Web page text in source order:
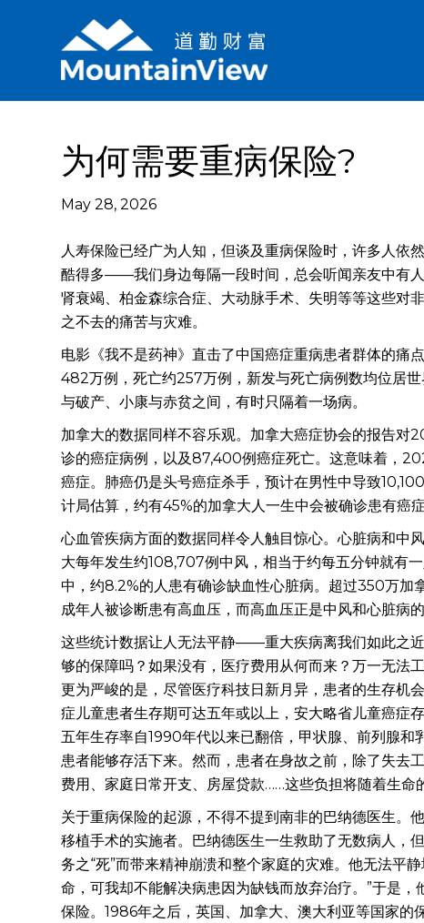
为何需要重病保险?
May 28, 2026
人寿保险已经广为人知，但谈及重病保险时，许多人依
酷得多——我们身边每隔一段时间，总会听闻亲友中有
肾衰竭、柏金森综合症、大动脉手术、失明等等这些对
之不去的痛苦与灾难。
电影《我不是药神》直击了中国癌症重病患者群体的痛
482万例，死亡约257万例，新发与死亡病例数均位居
与破产、小康与赤贫之间，有时只隔着一场病。
加拿大的数据同样不容乐观。加拿大癌症协会的报告
诊的癌症病例，以及87,400例癌症死亡。这意味着，
癌症。肺癌仍是头号癌症杀手，预计在男性中导致
计局估算，约有45%的加拿大人一生中会被确诊患有癌症
心血管疾病方面的数据同样令人触目惊心。心脏病和中
大每年发生约108,707例中风，相当于约每五分钟就有
中，约8.2%的人患有确诊缺血性心脏病。超过350万
成年人被诊断患有高血压，而高血压正是中风和心脏病
这些统计数据让人无法平静——重大疾病离我们如此之
够的保障吗？如果没有，医疗费用从何而来？万一无法
更为严峻的是，尽管医疗科技日新月异，患者的生存机
症儿童患者生存期可达五年或以上，安大略省儿童癌
五年生存率自1990年代以来已翻倍，甲状腺、前列腺
患者能够存活下来。然而，患者在身故之前，除了失去
费用、家庭日常开支、房屋贷款……这些负担将随着生命
关于重病保险的起源，不得不提到南非的巴纳德医生。
移植手术的实施者。巴纳德医生一生救助了无数病人
务之“死”而带来精神崩溃和整个家庭的灾难。他无法平
命，可我却不能解决病患因为缺钱而放弃治疗。”于是
保险。1986年之后，英国、加拿大、澳大利亚等国家的